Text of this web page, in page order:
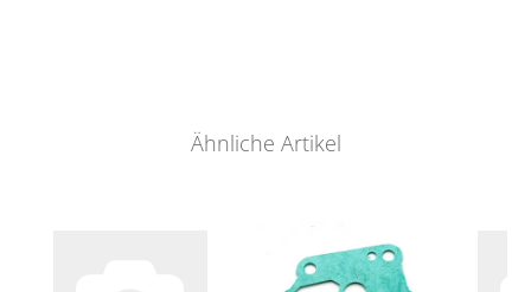
Ähnliche Artikel